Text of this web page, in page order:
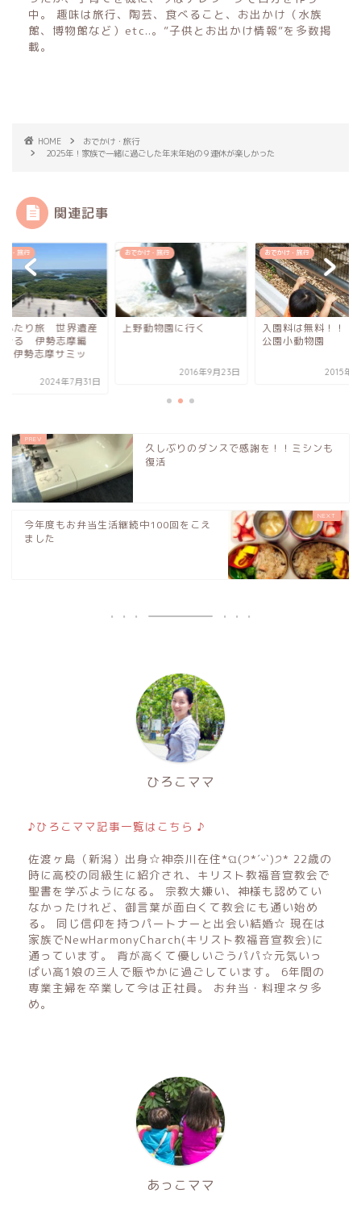
中。 趣味は旅行、陶芸、食べること、お出かけ（水族
館、博物館など）etc..。”子供とお出かけ情報”を多数掲
載。
HOME
おでかけ・旅行
2025年！家族で一緒に過ごした年末年始の９連休が楽しかった
関連記事
け・旅行
動物園に行く
おでかけ・旅行
入園料は無料！！ 大宮
2015年6月4日
おでかけ・旅行
母娘ふたり旅 世界
をめぐる 伊勢志摩
久しぶりのダンスで感謝を！！ミシンも
復活
今年度もお弁当生活継続中100回をこえ
ました
ひろこママ
♪ひろこママ記事一覧はこちら ♪
佐渡ヶ島（新潟）出身☆神奈川在住*ଘ(੭*ˊᵕˋ)੭* 22歳の
時に高校の同級生に紹介され、キリスト教福音宣教会で
聖書を学ぶようになる。 宗教大嫌い、神様も認めてい
なかったけれど、御言葉が面白くて教会にも通い始め
る。 同じ信仰を持つパートナーと出会い結婚☆ 現在は
家族でNewHarmonyCharch(キリスト教福音宣教会)に
通っています。 背が高くて優しいごうパパ☆元気いっ
ぱい高1娘の三人で賑やかに過ごしています。 6年間の
専業主婦を卒業して今は正社員。 お弁当・料理ネタ多
め。
あっこママ